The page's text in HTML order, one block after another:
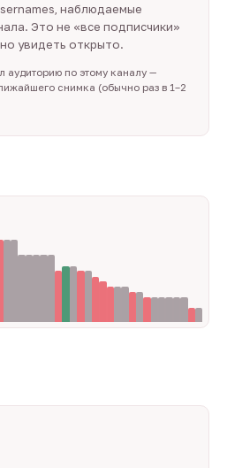
наблюдаемые
Это не «все подписчики»
увидеть открыто.
аудиторию по этому каналу —
снимка (обычно раз в 1–2